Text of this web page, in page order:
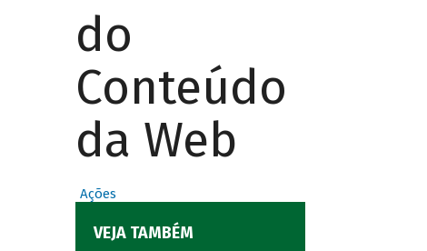
do
Conteúdo
da Web
Ações
VEJA TAMBÉM